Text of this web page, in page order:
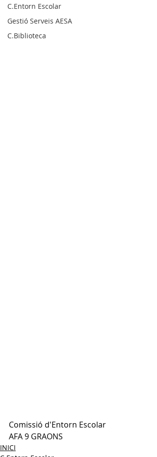
C.Entorn Escolar
Gestió Serveis AESA
C.Biblioteca
Comissió d'Entorn Escolar
AFA 9 GRAONS
INICI